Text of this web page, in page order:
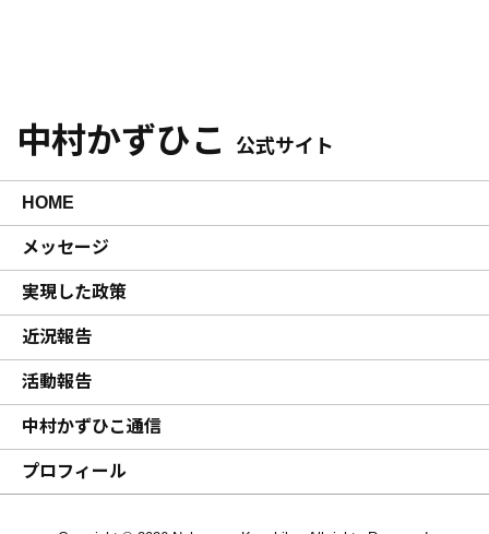
中村かずひこ 公式サイト
HOME
メッセージ
実現した政策
近況報告
活動報告
中村かずひこ通信
プロフィール